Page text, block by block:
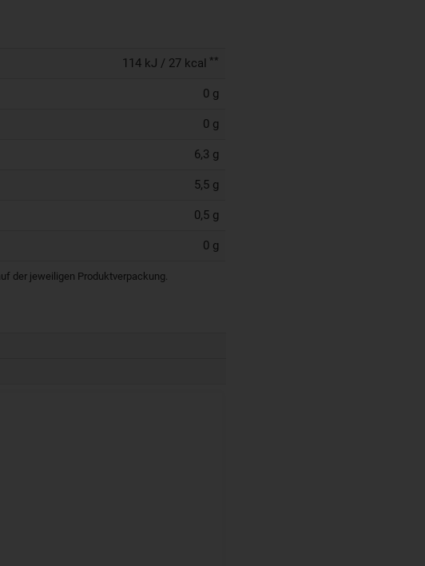
114 kJ / 27 kcal **
0 g
0 g
6,3 g
5,5 g
0,5 g
0 g
der jeweiligen Produktverpackung.